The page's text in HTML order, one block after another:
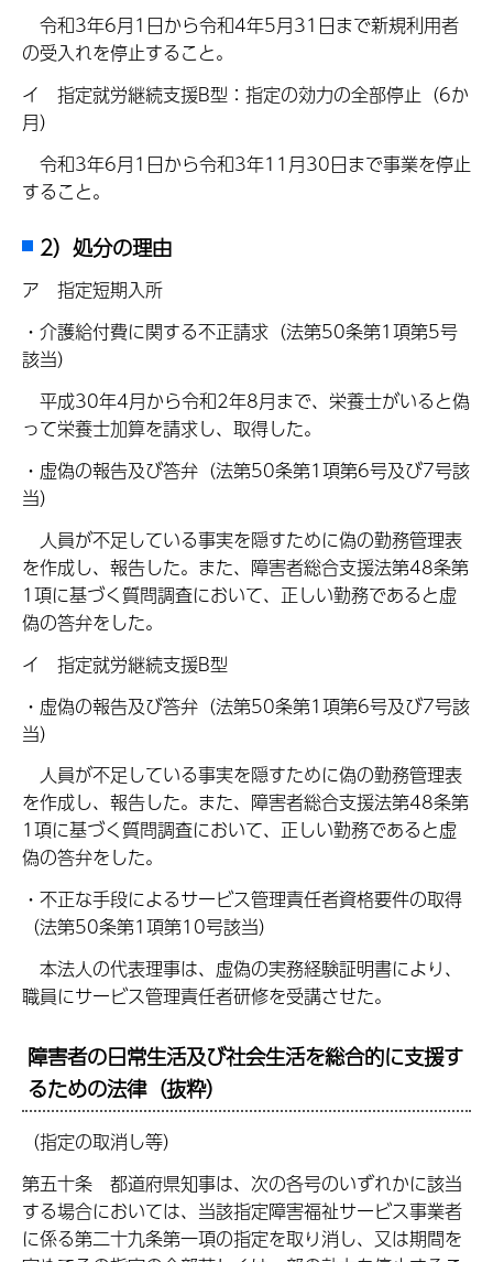
令和3年6月1日から令和4年5月31日まで新規利用者
の受入れを停止すること。
イ 指定就労継続支援B型：指定の効力の全部停止（6か
月）
令和3年6月1日から令和3年11月30日まで事業を停止
すること。
2）処分の理由
ア 指定短期入所
・介護給付費に関する不正請求（法第50条第1項第5号
該当）
平成30年4月から令和2年8月まで、栄養士がいると偽
って栄養士加算を請求し、取得した。
・虚偽の報告及び答弁（法第50条第1項第6号及び7号該
当）
人員が不足している事実を隠すために偽の勤務管理表
を作成し、報告した。また、障害者総合支援法第48条第
1項に基づく質問調査において、正しい勤務であると虚
偽の答弁をした。
イ 指定就労継続支援B型
・虚偽の報告及び答弁（法第50条第1項第6号及び7号該
当）
人員が不足している事実を隠すために偽の勤務管理表
を作成し、報告した。また、障害者総合支援法第48条第
1項に基づく質問調査において、正しい勤務であると虚
偽の答弁をした。
・不正な手段によるサービス管理責任者資格要件の取得
（法第50条第1項第10号該当）
本法人の代表理事は、虚偽の実務経験証明書により、
職員にサービス管理責任者研修を受講させた。
障害者の日常生活及び社会生活を総合的に支援す
るための法律（抜粋）
（指定の取消し等）
第五十条 都道府県知事は、次の各号のいずれかに該当
する場合においては、当該指定障害福祉サービス事業者
に係る第二十九条第一項の指定を取り消し、又は期間を